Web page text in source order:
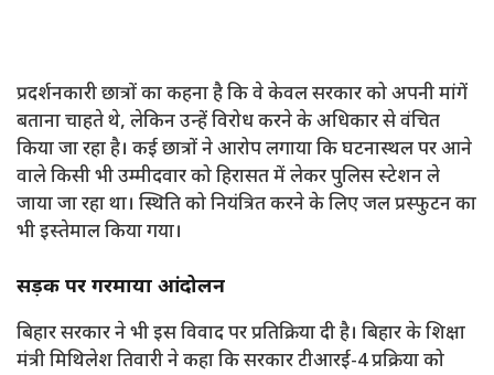
प्रदर्शनकारी छात्रों का कहना है कि वे केवल सरकार को अपनी मांगें
बताना चाहते थे, लेकिन उन्हें विरोध करने के अधिकार से वंचित
किया जा रहा है। कई छात्रों ने आरोप लगाया कि घटनास्थल पर आने
वाले किसी भी उम्मीदवार को हिरासत में लेकर पुलिस स्टेशन ले
जाया जा रहा था। स्थिति को नियंत्रित करने के लिए जल प्रस्फुटन का
भी इस्तेमाल किया गया।
सड़क पर गरमाया आंदोलन
बिहार सरकार ने भी इस विवाद पर प्रतिक्रिया दी है। बिहार के शिक्षा
मंत्री मिथिलेश तिवारी ने कहा कि सरकार टीआरई-4 प्रक्रिया को